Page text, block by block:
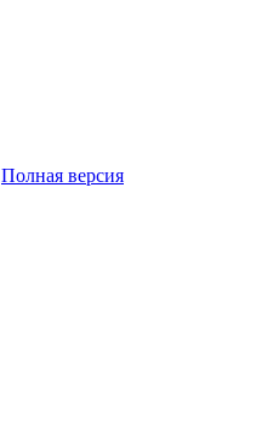
Полная версия